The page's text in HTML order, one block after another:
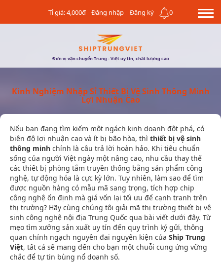
Tỉ giá: 4,000đ Đăng nhập Đăng ký 0
Đơn vị vận chuyển Trung - Việt uy tín, chất lượng cao
Kinh Nghiệm Nhập Sỉ Thiết Bị Vệ Sinh Thông Minh
Lợi Nhuận Cao
Nếu bạn đang tìm kiếm một ngách kinh doanh đột phá, có
biên độ lợi nhuận cao và ít bị bão hòa, thì thiết bị vệ sinh
thông minh chính là câu trả lời hoàn hảo. Khi tiêu chuẩn
sống của người Việt ngày một nâng cao, nhu cầu thay thế
các thiết bị phòng tắm truyền thống bằng sản phẩm công
nghệ, tự động hóa là cực kỳ lớn. Tuy nhiên, làm sao để tìm
được nguồn hàng có mẫu mã sang trọng, tích hợp chip
công nghệ ổn định mà giá vốn lại tối ưu để cạnh tranh trên
thị trường? Hãy cùng chúng tôi giải mã thị trường thiết bị vệ
sinh công nghệ nội địa Trung Quốc qua bài viết dưới đây. Từ
mẹo tìm xưởng sản xuất uy tín đến quy trình ký gửi, thông
quan chính ngạch nguyên đai nguyên kiện của Ship Trung
Việt, tất cả sẽ mang đến cho bạn một chuỗi cung ứng vững
chắc để tự tin bùng nổ doanh số.